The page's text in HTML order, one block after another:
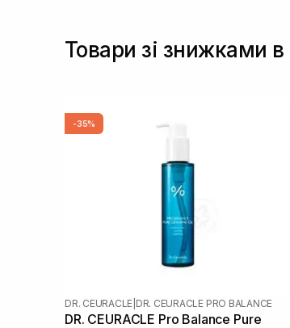
Товари зі знижками
-35%
DR. CEURACLE DR. CEURACLE PRO BALANCE
DR. CEURACLE Pro Balance Pure